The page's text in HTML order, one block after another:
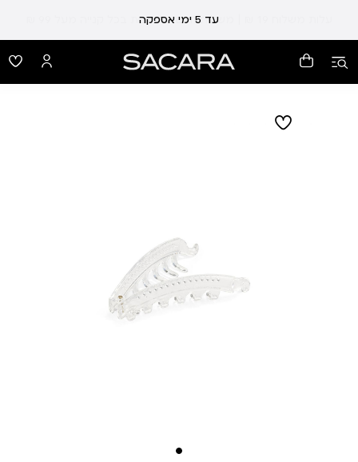
עד 5 ימי אספקה